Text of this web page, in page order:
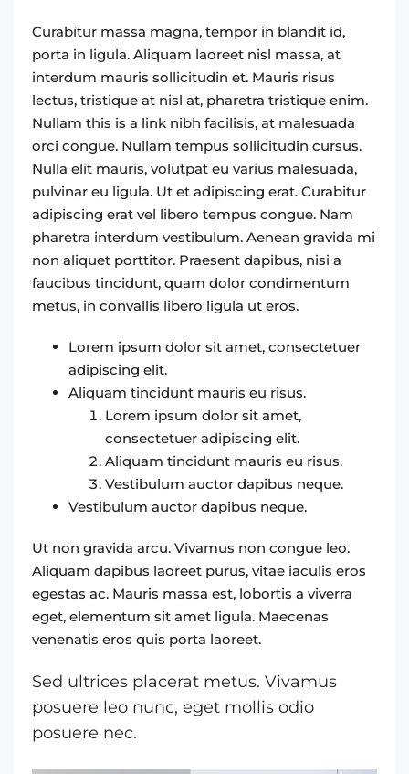
Curabitur massa magna, tempor in blandit id,
porta in ligula. Aliquam laoreet nisl massa, at
interdum mauris sollicitudin et. Mauris risus
lectus, tristique at nisl at, pharetra tristique enim.
Nullam this is a link nibh facilisis, at malesuada
orci congue. Nullam tempus sollicitudin cursus.
Nulla elit mauris, volutpat eu varius malesuada,
pulvinar eu ligula. Ut et adipiscing erat. Curabitur
adipiscing erat vel libero tempus congue. Nam
pharetra interdum vestibulum. Aenean gravida mi
non aliquet porttitor. Praesent dapibus, nisi a
faucibus tincidunt, quam dolor condimentum
metus, in convallis libero ligula ut eros.
Lorem ipsum dolor sit amet, consectetuer
adipiscing elit.
Aliquam tincidunt mauris eu risus.
Lorem ipsum dolor sit amet,
consectetuer adipiscing elit.
Aliquam tincidunt mauris eu risus.
Vestibulum auctor dapibus neque.
Vestibulum auctor dapibus neque.
Ut non gravida arcu. Vivamus non congue leo.
Aliquam dapibus laoreet purus, vitae iaculis eros
egestas ac. Mauris massa est, lobortis a viverra
eget, elementum sit amet ligula. Maecenas
venenatis eros quis porta laoreet.
Sed ultrices placerat metus. Vivamus
posuere leo nunc, eget mollis odio
posuere nec.